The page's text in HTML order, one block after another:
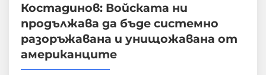
Костадинов: Войската ни
продължава да бъде системно
разоръжавана и унищожавана от
американците